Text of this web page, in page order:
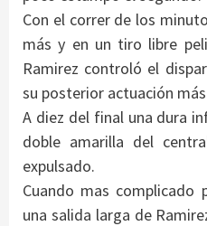
Con el correr de los
más y en un tiro libre
Ramirez controló el
su posterior actuación
A diez del final una dura
doble amarilla del
expulsado.
Cuando mas complicado
una salida larga de